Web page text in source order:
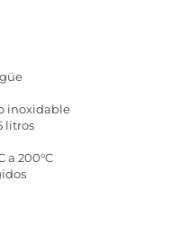
inoxidable
litros
a 200°C